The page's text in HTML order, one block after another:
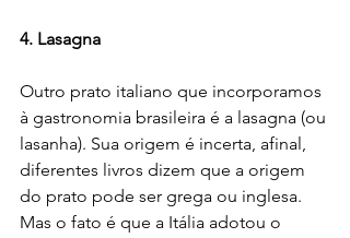
4. Lasagna
Outro prato italiano que incorporamos
à gastronomia brasileira é a lasagna (ou
lasanha). Sua origem é incerta, afinal,
diferentes livros dizem que a origem
do prato pode ser grega ou inglesa.
Mas o fato é que a Itália adotou o